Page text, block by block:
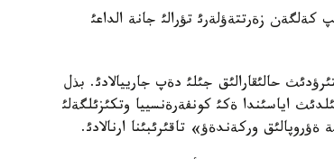
كةلگةن زةرتتةؤلةرئ تؤرالئ جانة الداعئ
جاقئنداستئرؤدئث حالئقارالئق جئلئ دةپ جارييالادئ. بذل
اياسئندا ةكئ كونفةرةنسييا وتكئزئلگةلئ
وركةندةؤ» تاقئرئبئنا ارنالادئ.